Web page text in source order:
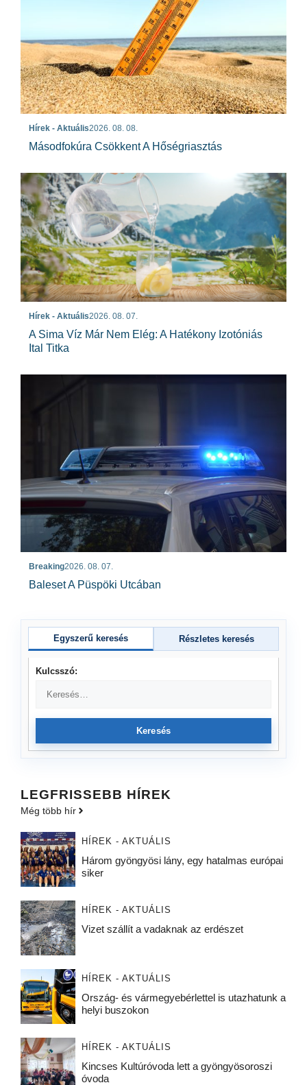
Hírek - Aktuális2026. 08. 08.
Másodfokúra Csökkent A Hőségriasztás
Hírek - Aktuális2026. 08. 07.
A Sima Víz Már Nem Elég: A Hatékony Izotóniás
Ital Titka
Breaking2026. 08. 07.
Baleset A Püspöki Utcában
Egyszerű keresés Részletes keresés
Kulcsszó:
Keresés
LEGFRISSEBB HÍREK
Még több hír
HÍREK - AKTUÁLIS
Három gyöngyösi lány, egy hatalmas európai
siker
HÍREK - AKTUÁLIS
Vizet szállít a vadaknak az erdészet
HÍREK - AKTUÁLIS
Ország- és vármegyebérlettel is utazhatunk a
helyi buszokon
HÍREK - AKTUÁLIS
Kincses Kultúróvoda lett a gyöngyösoroszi
óvoda